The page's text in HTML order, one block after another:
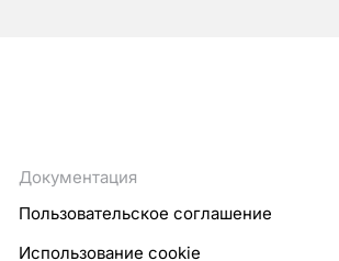
Документация
Пользовательское соглашение
Использование cookie